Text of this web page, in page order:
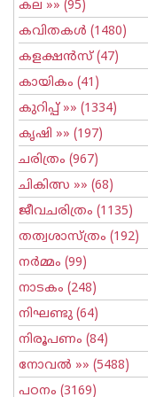
കല »» (95)
കവിതകള്‍ (1480)
കളക്ഷന്‍സ്(47)
കായികം (41)
കുറിപ്പ്‌ »» (1334)
കൃഷി »» (197)
ചരിത്രം (967)
ചികിത്സ »» (68)
ജീവചരിത്രം (1135)
തത്വശാസ്ത്രം (192)
നര്‍മ്മം (99)
നാടകം (248)
നിഘണ്ടു (64)
നിരൂപണം (84)
നോവല്‍ »» (5488)
പഠനം (3169)